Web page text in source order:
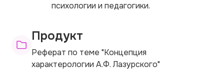
психологии и педагогики.
Продукт
Реферат по теме "Концепция
характерологии А.Ф. Лазурского"